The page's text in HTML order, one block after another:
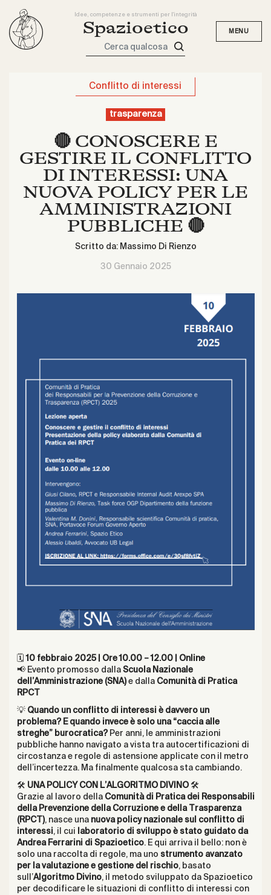
Idee, competenze e strumenti per l'integrità
Spazioetico
Cerca qualcosa
Conflitto di interessi
trasparenza
🔴 CONOSCERE E
GESTIRE IL CONFLITTO
DI INTERESSI: UNA
NUOVA POLICY PER LE
AMMINISTRAZIONI
PUBBLICHE 🔴
Scritto da: Massimo Di Rienzo
30 Gennaio 2025
🗓10 febbraio 2025 | Ore 10.00 – 12.00 | Online
📢 Evento promosso dalla Scuola Nazionale
dell’Amministrazione (SNA)e dalla Comunità di Pratica
RPCT
💡 Quando un conflitto di interessi è davvero un
problema? E quando invece è solo una “caccia alle
streghe” burocratica?Per anni, le amministrazioni
pubbliche hanno navigato a vista tra autocertificazioni di
circostanza e regole di astensione applicate con il metro
dell’incertezza. Ma finalmente qualcosa sta cambiando.
🛠 UNA POLICY CON L’ALGORITMO DIVINO🛠
Grazie al lavoro della Comunità di Pratica dei Responsabili
della Prevenzione della Corruzione e della Trasparenza
(RPCT), nasce una nuova policy nazionale sul conflitto di
interessi, il cui
laboratorio di sviluppo è stato guidato da
Andrea Ferrarini di Spazioetico. E qui arriva il bello: non è
solo una raccolta di regole, ma uno strumento avanzato
per la valutazione e gestione del rischio, basato
sull’Algoritmo Divino, il metodo sviluppato da Spazioetico
per decodificare le situazioni di conflitto di interessi con